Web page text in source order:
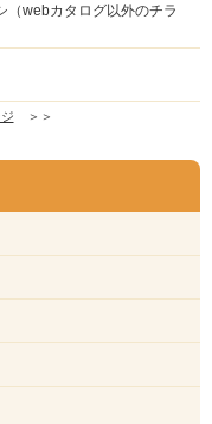
webカタログ以外のチラ
＞＞